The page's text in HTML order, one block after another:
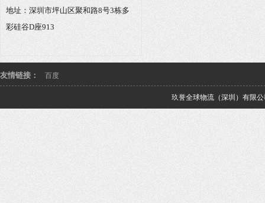
地址：深圳市坪山区聚和路8号3栋多
彩硅谷D座913
友情链接： 百度
玖誉全球物流（深圳）有限